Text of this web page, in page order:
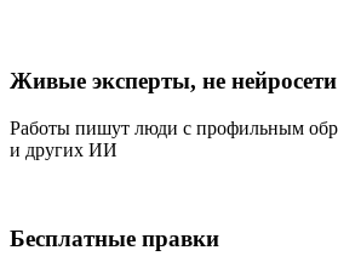
Живые эксперты, не нейросети
Работы пишут люди с профильным
и других ИИ
Бесплатные правки